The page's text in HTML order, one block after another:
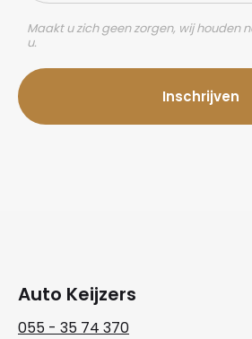
Maakt u zich geen zorgen, wij houden
u.
Auto Keijzers
055 - 35 74 370